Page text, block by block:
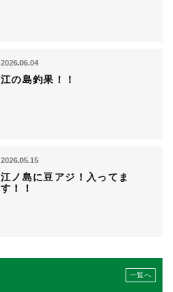
2026.06.04
江の島釣果！！
2026.05.15
江ノ島に豆アジ！入ってま
す！！
一覧へ